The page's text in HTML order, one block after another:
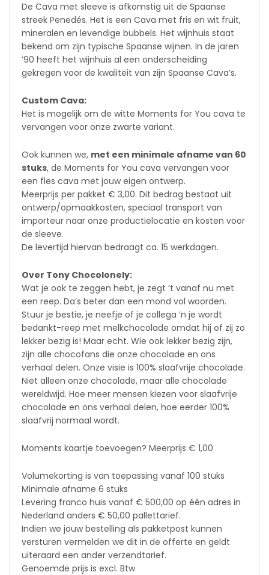
De Cava met sleeve is afkomstig uit de Spaanse
streek Penedés. Het is een Cava met fris en wit fruit,
mineralen en levendige bubbels. Het wijnhuis staat
bekend om zijn typische Spaanse wijnen. In de jaren
’90 heeft het wijnhuis al een onderscheiding
gekregen voor de kwaliteit van zijn Spaanse Cava’s.
Custom Cava:
Het is mogelijk om de witte Moments for You cava te
vervangen voor onze zwarte variant.
Ook kunnen we, met een minimale afname van 60
stuks, de Moments for You cava vervangen voor
een fles cava met jouw eigen ontwerp.
Meerprijs per pakket € 3,00. Dit bedrag bestaat uit
ontwerp/opmaakkosten, speciaal transport van
importeur naar onze productielocatie en kosten voor
de sleeve.
De levertijd hiervan bedraagt ca. 15 werkdagen.
Over Tony Chocolonely:
Wat je ook te zeggen hebt, je zegt ’t vanaf nu met
een reep. Da’s beter dan een mond vol woorden.
Stuur je bestie, je neefje of je collega ’n je wordt
bedankt-reep met melkchocolade omdat hij of zij zo
lekker bezig is! Maar echt. Wie ook lekker bezig zijn,
zijn alle chocofans die onze chocolade en ons
verhaal delen. Onze visie is 100% slaafvrije chocolade.
Niet alleen onze chocolade, maar alle chocolade
wereldwijd. Hoe meer mensen kiezen voor slaafvrije
chocolade en ons verhaal delen, hoe eerder 100%
slaafvrij normaal wordt.
Moments kaartje toevoegen? Meerprijs € 1,00
Volumekorting is van toepassing vanaf 100 stuks
Minimale afname 6 stuks
Levering franco huis vanaf € 500,00 op één adres in
Nederland anders € 50,00 pallettarief.
Indien we jouw bestelling als pakketpost kunnen
versturen vermelden we dit in de offerte en geldt
uiteraard een ander verzendtarief.
Genoemde prijs is excl. Btw